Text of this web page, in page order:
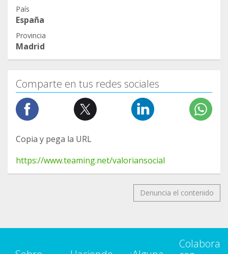
País
España
Provincia
Madrid
Comparte en tus redes sociales
Copia y pega la URL
https://www.teaming.net/valoriansocial
Denuncia el contenido
Colabora